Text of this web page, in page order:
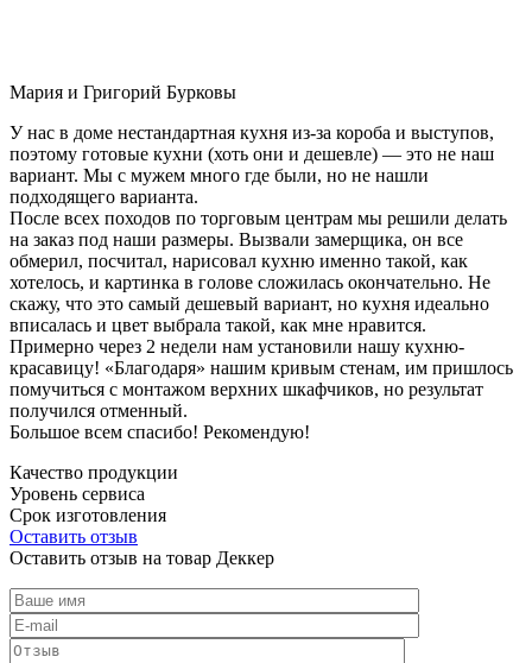
Мария и Григорий Бурковы
У нас в доме нестандартная кухня из-за короба и выступов,
поэтому готовые кухни (хоть они и дешевле) — это не наш
вариант. Мы с мужем много где были, но не нашли
подходящего варианта.
После всех походов по торговым центрам мы решили делать
на заказ под наши размеры. Вызвали замерщика, он все
обмерил, посчитал, нарисовал кухню именно такой, как
хотелось, и картинка в голове сложилась окончательно. Не
скажу, что это самый дешевый вариант, но кухня идеально
вписалась и цвет выбрала такой, как мне нравится.
Примерно через 2 недели нам установили нашу кухню-
красавицу! «Благодаря» нашим кривым стенам, им пришлось
помучиться с монтажом верхних шкафчиков, но результат
получился отменный.
Большое всем спасибо! Рекомендую!
Качество продукции
Уровень сервиса
Срок изготовления
Оставить отзыв
Оставить отзыв на товар Деккер